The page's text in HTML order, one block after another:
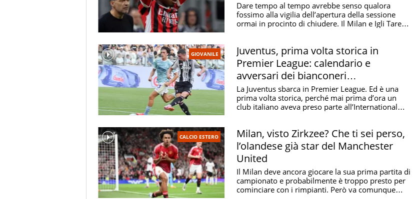
Dare tempo al tempo avrebbe senso qualora
fossimo alla vigilia dell’apertura della sessione
ormai in procinto di chiudere. Il Milan e Igli Tare
GIOVANILE
Juventus, prima volta storica in
Premier League: calendario e
avversari dei bianconeri
nell'International Cup
La Juventus sbarca in Premier League. Ed è una
prima volta storica, perché mai prima d’ora un
club italiano aveva preso parte all’International
CALCIO ESTERO
Milan, visto Zirkzee? Che ti sei perso,
l’olandese già star del Manchester
United
Il Milan deve ancora giocare la sua prima partita di
campionato e probabilmente è troppo presto per
cominciare con i rimpianti. Però va comunque